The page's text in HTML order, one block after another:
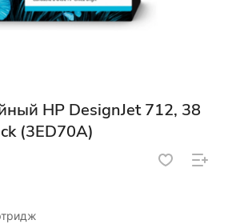
HP DesignJet 712, 38
(3ED70A)